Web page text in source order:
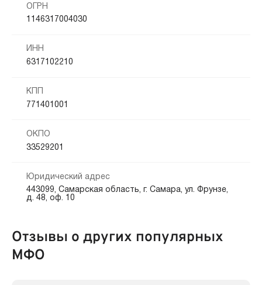
ОГРН
1146317004030
ИНН
6317102210
КПП
771401001
ОКПО
33529201
Юридический адрес
443099, Самарская область, г. Самара, ул. Фрунзе,
д. 48, оф. 10
Отзывы о других популярных
МФО